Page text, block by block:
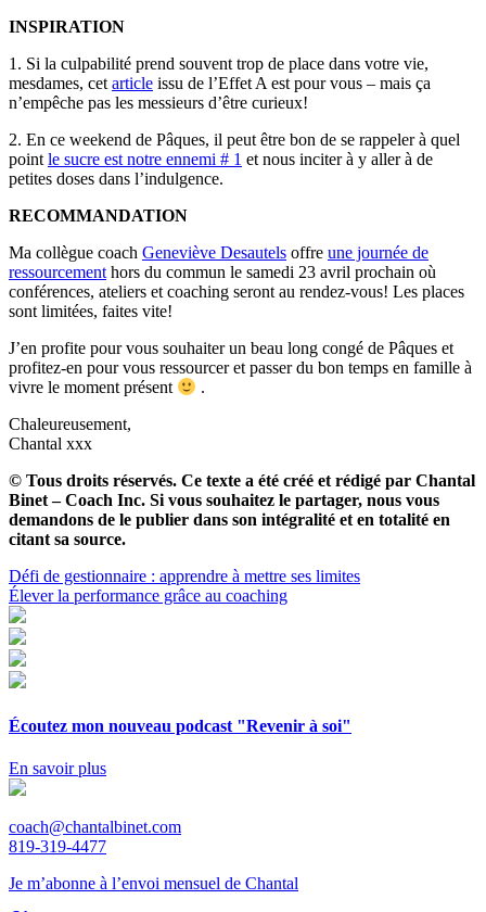
INSPIRATION
1. Si la culpabilité prend souvent trop de place dans votre vie,
mesdames, cet article issu de l’Effet A est pour vous – mais ça
n’empêche pas les messieurs d’être curieux!
2. En ce weekend de Pâques, il peut être bon de se rappeler à quel
point le sucre est notre ennemi # 1 et nous inciter à y aller à de
petites doses dans l’indulgence.
RECOMMANDATION
Ma collègue coach Geneviève Desautels offre une journée de
ressourcement hors du commun le samedi 23 avril prochain où
conférences, ateliers et coaching seront au rendez-vous! Les places
sont limitées, faites vite!
J’en profite pour vous souhaiter un beau long congé de Pâques et
profitez-en pour vous ressourcer et passer du bon temps en famille à
vivre le moment présent
.
Chaleureusement,
Chantal xxx
© Tous droits réservés. Ce texte a été créé et rédigé par Chantal
Binet – Coach Inc. Si vous souhaitez le partager, nous vous
demandons de le publier dans son intégralité et en totalité en
citant sa source.
Navigation
de
l'article
Défi de gestionnaire : apprendre à mettre ses limites
Élever la performance grâce au coaching
Écoutez mon nouveau podcast "Revenir à soi"
En savoir plus
coach@chantalbinet.com
819-319-4477
Je m’abonne à l’envoi mensuel de Chantal